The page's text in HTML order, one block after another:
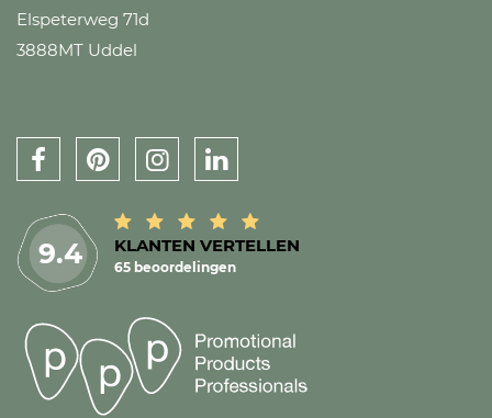
Elspeterweg 71d
3888MT Uddel
9.4 KLANTEN VERTELLEN
65 beoordelingen